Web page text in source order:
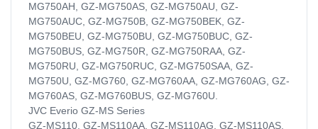
MG750AH, GZ-MG750AS, GZ-MG750AU, GZ-
MG750AUC, GZ-MG750B, GZ-MG750BEK, GZ-
MG750BEU, GZ-MG750BU, GZ-MG750BUC, GZ-
MG750BUS, GZ-MG750R, GZ-MG750RAA, GZ-
MG750RU, GZ-MG750RUC, GZ-MG750SAA, GZ-
MG750U, GZ-MG760, GZ-MG760AA, GZ-MG760AG, GZ-
MG760AS, GZ-MG760BUS, GZ-MG760U.
JVC Everio GZ-MS Series
GZ-MS110, GZ-MS110AA, GZ-MS110AG, GZ-MS110AS,